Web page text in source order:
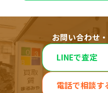
お問い合わせ
LINEで査定
電話で相談す